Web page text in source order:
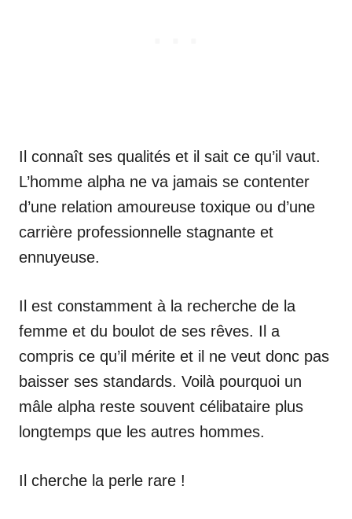
Il connaît ses qualités et il sait ce qu’il vaut.
L’homme alpha ne va jamais se contenter
d’une relation amoureuse toxique ou d’une
carrière professionnelle stagnante et
ennuyeuse.
Il est constamment à la recherche de la
femme et du boulot de ses rêves. Il a
compris ce qu’il mérite et il ne veut donc pas
baisser ses standards. Voilà pourquoi un
mâle alpha reste souvent célibataire plus
longtemps que les autres hommes.
Il cherche la perle rare !